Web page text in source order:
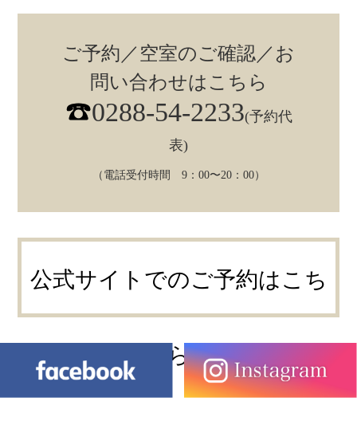
ご予約／空室のご確認／お
問い合わせはこちら
0288-54-2233(予約代
表)
（電話受付時間 9：00〜20：00）
公式サイトでのご予約はこち
ら